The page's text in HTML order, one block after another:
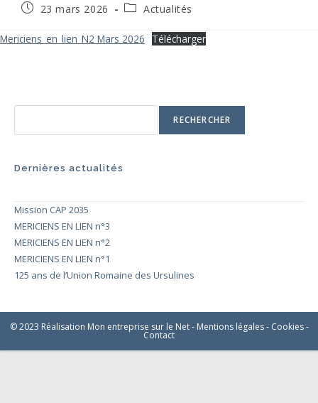
Publication
23 mars 2026
PostActualités
Mericiens_en_lien_N2 Mars 2026 Télécharger
RECHERCHER
Dernières actualités
Mission CAP 2035
MERICIENS EN LIEN n°3
MERICIENS EN LIEN n°2
MERICIENS EN LIEN n°1
125 ans de l’Union Romaine des Ursulines
© 2023 Réalisation Mon entreprise sur le Net - Mentions légales- Cookies-
Contact